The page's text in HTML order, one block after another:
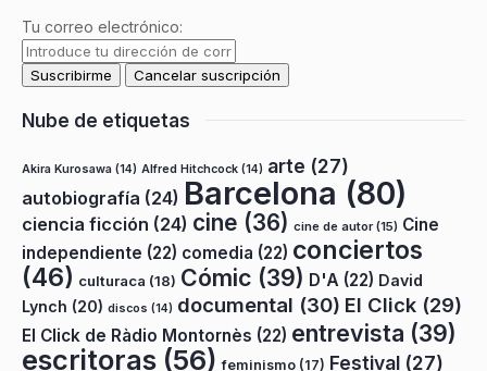
Tu correo electrónico:
Nube de etiquetas
Akira Kurosawa (14) Alfred Hitchcock (14) arte (27)
autobiografía (24) Barcelona (80)
ciencia ficción (24) cine (36) cine de autor(15) Cine
independiente (22) comedia (22) conciertos
(46) culturaca (18) Cómic (39) D'A (22) David
Lynch (20) discos (14) documental (30) El Click (29)
El Click de Ràdio Montornès (22) entrevista (39)
escritoras (56) feminismo (17) Festival (27)